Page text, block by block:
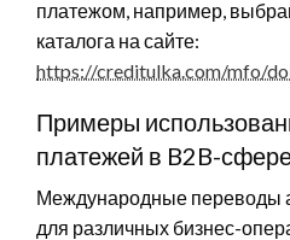
платежом, например,
каталога на сайте:
https://creditulka.com/mfo/
Примеры
платежей в B2B-
Международные переводы
для различных бизнес-